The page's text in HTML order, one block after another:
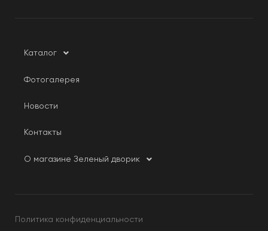
Каталог
Фотогалерея
Новости
Контакты
О магазине Зеленый дворик
Политика конфиденциальности